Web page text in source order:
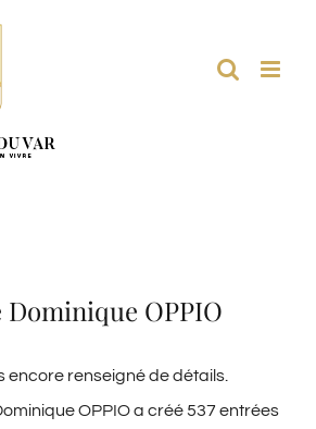
Dominique OPPIO
encore renseigné de détails.
OPPIO a créé 537 entrées